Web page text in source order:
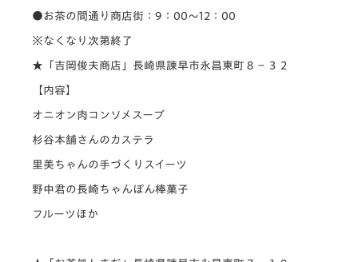
●お茶の間通り商店街：9：00～12：00
※なくなり次第終了
★「吉岡俊夫商店」長崎県諫早市永昌東町８−３２
【内容】
オニオン肉コンソメスープ
杉谷本舗さんのカステラ
里美ちゃんの手づくりスイーツ
野中君の長崎ちゃんぽん棒菓子
フルーツほか